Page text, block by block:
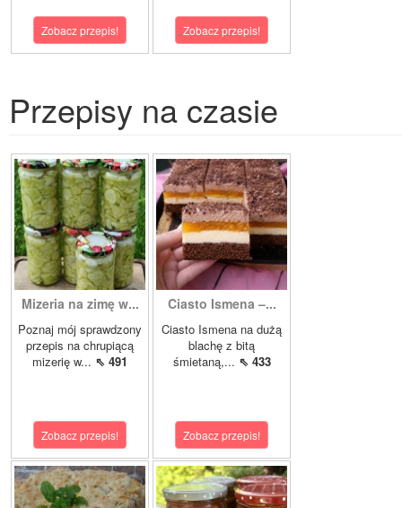
Zobacz przepis! Zobacz przepis!
Przepisy na czasie
Mizeria na zimę w...
Poznaj mój sprawdzony
przepis na chrupiącą
mizerię w... ⇖ 491
Zobacz przepis!
Ciasto Ismena –...
Ciasto Ismena na dużą
blachę z bitą
śmietaną,... ⇖ 433
Zobacz przepis!